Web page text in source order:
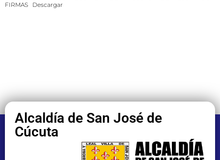
FIRMAS
Descargar
Alcaldía de San José de
Cúcuta